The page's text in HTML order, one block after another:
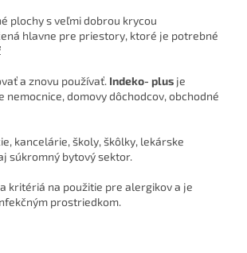
plochy s veľmi dobrou krycou
hlavne pre priestory, ktoré je potrebné
a znovu používať. Indeko- plus je
nemocnice, domovy dôchodcov, obchodné
kancelárie, školy, škôlky, lekárske
súkromný bytový sektor.
kritériá na použitie pre alergikov a je
prostriedkom.